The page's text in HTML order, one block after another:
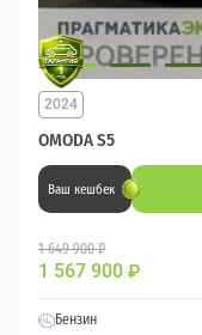
OMODA S5
2024
Ваш кешбек
1 649 900 ₽
1 567 900 ₽
Бензин